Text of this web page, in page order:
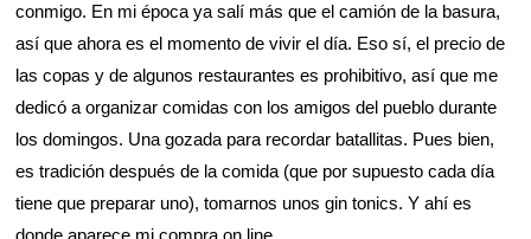
conmigo. En mi época ya salí más que el camión de la basura,
así que ahora es el momento de vivir el día. Eso sí, el precio de
las copas y de algunos restaurantes es prohibitivo, así que me
dedicó a organizar comidas con los amigos del pueblo durante
los domingos. Una gozada para recordar batallitas. Pues bien,
es tradición después de la comida (que por supuesto cada día
tiene que preparar uno), tomarnos unos gin tonics. Y ahí es